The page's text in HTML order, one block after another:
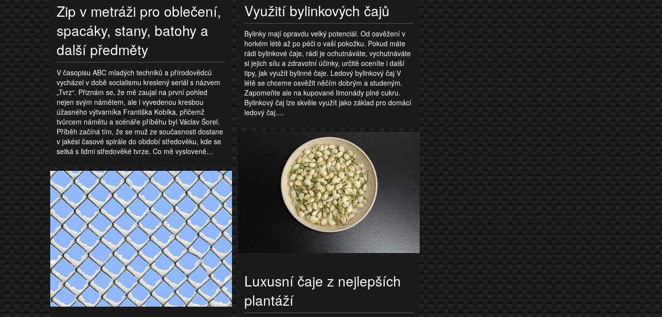
Zip v metráži pro oblečení,
spacáky, stany, batohy a
další předměty
V časopisu ABC mladých techniků a přírodovědců
vycházel v době socialismu kreslený seriál s názvem
„Tvrz“. Přiznám se, že mě zaujal na první pohled
nejen svým námětem, ale i vyvedenou kresbou
úžasného výtvarníka Františka Kobíka, přičemž
tvůrcem námětu a scénáře příběhu byl Václav Šorel.
Příběh začíná tím, že se muž ze současnosti dostane
v jakési časové spirále do období středověku, kde se
setká s lidmi středověké tvrze. Co mě vysloveně…
Využití bylinkových čajů
Bylinky mají opravdu velký potenciál. Od osvěžení v
horkém létě až po péči o vaší pokožku. Pokud máte
rádi bylinkové čaje, rádi je ochutnáváte, vychutnáváte
si jejich sílu a zdravotní účinky, určitě oceníte i další
tipy, jak využít bylinné čaje. Ledový bylinkový čaj V
létě se chceme osvěžit něčím dobrým a studeným.
Zapomeňte ale na kupované limonády plné cukru.
Bylinkový čaj lze skvěle využít jako základ pro domácí
ledový čaj….
Luxusní čaje z nejlepších
plantáží